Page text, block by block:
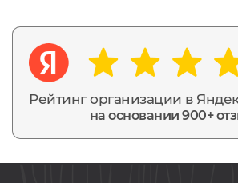
Рейтинг организации в
на основании 900+